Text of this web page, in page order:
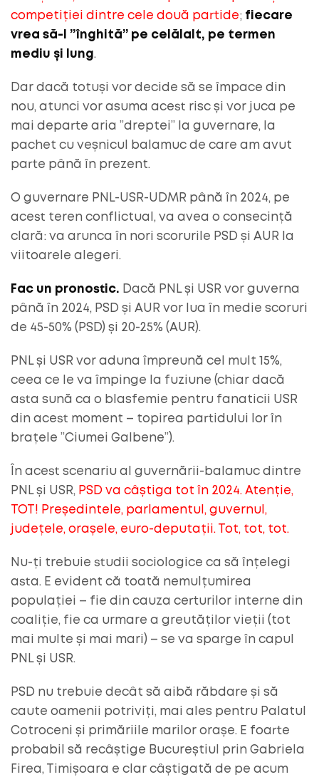
competiției dintre cele două partide; fiecare
vrea să-l ”înghită” pe celălalt, pe termen
mediu și lung .
Dar dacă totuși vor decide să se împace din
nou, atunci vor asuma acest risc și vor juca pe
mai departe aria ”dreptei” la guvernare, la
pachet cu veșnicul balamuc de care am avut
parte până în prezent.
O guvernare PNL-USR-UDMR până în 2024, pe
acest teren conflictual, va avea o consecință
clară: va arunca în nori scorurile PSD și AUR la
viitoarele alegeri.
Fac un pronostic. Dacă PNL și USR vor guverna
până în 2024, PSD și AUR vor lua în medie scoruri
de 45-50% (PSD) și 20-25% (AUR).
PNL și USR vor aduna împreună cel mult 15%,
ceea ce le va împinge la fuziune (chiar dacă
asta sună ca o blasfemie pentru fanaticii USR
din acest moment – topirea partidului lor în
brațele ”Ciumei Galbene”).
În acest scenariu al guvernării-balamuc dintre
PNL și USR, PSD va câștiga tot în 2024. Atenție,
TOT! Președintele, parlamentul, guvernul,
județele, orașele, euro-deputații. Tot, tot, tot.
Nu-ți trebuie studii sociologice ca să înțelegi
asta. E evident că toată nemulțumirea
populației – fie din cauza certurilor interne din
coaliție, fie ca urmare a greutăților vieții (tot
mai multe și mai mari) – se va sparge în capul
PNL și USR.
PSD nu trebuie decât să aibă răbdare și să
caute oamenii potriviți, mai ales pentru Palatul
Cotroceni și primăriile marilor orașe. E foarte
probabil să recâștige Bucureștiul prin Gabriela
Firea, Timișoara e clar câștigată de pe acum